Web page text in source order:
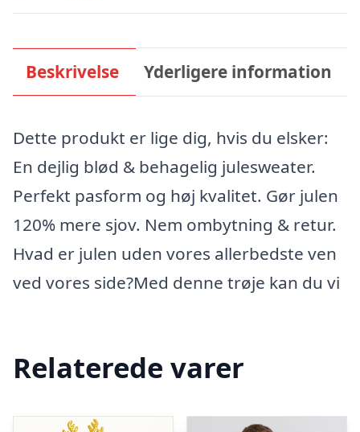
Beskrivelse Yderligere information
Dette produkt er lige dig, hvis du elsker:
En dejlig blød & behagelig julesweater.
Perfekt pasform og høj kvalitet. Gør julen
120% mere sjov. Nem ombytning & retur.
Hvad er julen uden vores allerbedste ven
ved vores side?Med denne trøje kan du vi
Relaterede varer